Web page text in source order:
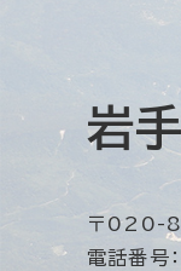
岩
〒020-
電話番号